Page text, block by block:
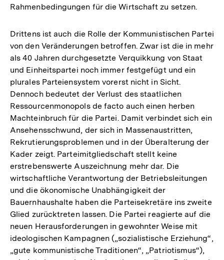
Rahmenbedingungen für die Wirtschaft zu setzen.
Drittens ist auch die Rolle der Kommunistischen Partei
von den Veränderungen betroffen. Zwar ist die in mehr
als 40 Jahren durchgesetzte Verquikkung von Staat
und Einheitspartei noch immer festgefügt und ein
plurales Parteiensystem vorerst nicht in Sicht.
Dennoch bedeutet der Verlust des staatlichen
Ressourcenmonopols de facto auch einen herben
Machteinbruch für die Partei. Damit verbindet sich ein
Ansehensschwund, der sich in Massenaustritten,
Rekrutierungsproblemen und in der Überalterung der
Kader zeigt. Parteimitgliedschaft stellt keine
erstrebenswerte Auszeichnung mehr dar. Die
wirtschaftliche Verantwortung der Betriebsleitungen
und die ökonomische Unabhängigkeit der
Bauernhaushalte haben die Parteisekretäre ins zweite
Glied zurücktreten lassen. Die Partei reagierte auf die
neuen Herausforderungen in gewohnter Weise mit
ideologischen Kampagnen („sozialistische Erziehung“,
„gute kommunistische Traditionen“, „Patriotismus“),